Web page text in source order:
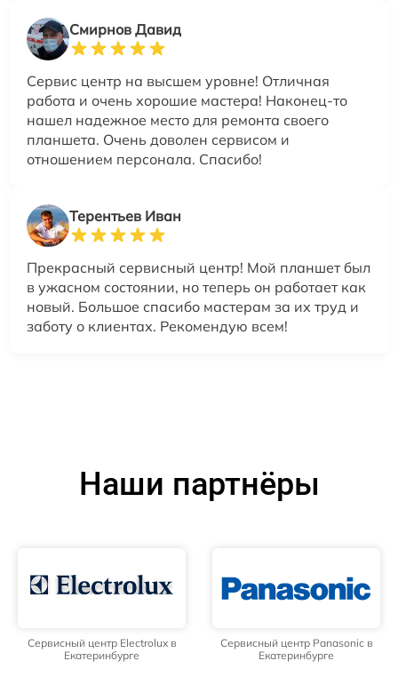
Смирнов Давид
Сервис центр на высшем уровне! Отличная
работа и очень хорошие мастера! Наконец-то
нашел надежное место для ремонта своего
планшета. Очень доволен сервисом и
отношением персонала. Спасибо!
Терентьев Иван
Прекрасный сервисный центр! Мой планшет был
в ужасном состоянии, но теперь он работает как
новый. Большое спасибо мастерам за их труд и
заботу о клиентах. Рекомендую всем!
Наши партнёры
Сервисный центр Electrolux в
Екатеринбурге
Сервисный центр Panasonic в
Екатеринбурге